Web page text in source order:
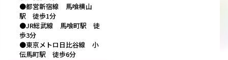
●都営新宿線 馬喰横山
駅 徒歩1分
●JR総武線 馬喰町駅 徒
歩3分
●東京メトロ日比谷線 小
伝馬町駅 徒歩6分